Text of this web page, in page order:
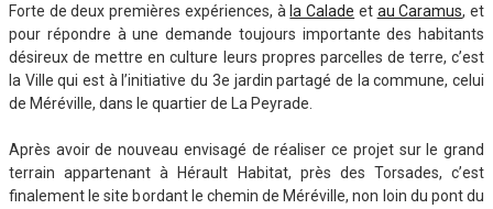
Forte de deux premières expériences, à la Calade et au Caramus, et
pour répondre à une demande toujours importante des habitants
désireux de mettre en culture leurs propres parcelles de terre, c’est
la Ville qui est à l’initiative du 3e jardin partagé de la commune, celui
de Méréville, dans le quartier de La Peyrade.
Après avoir de nouveau envisagé de réaliser ce projet sur le grand
terrain appartenant à Hérault Habitat, près des Torsades, c’est
finalement le site bordant le chemin de Méréville, non loin du pont du